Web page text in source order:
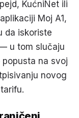
KućniNet ili
Moj A1,
da iskoriste
u tom slučaju
na svoj
novog